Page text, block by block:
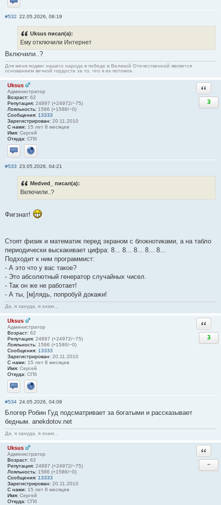
Отправить личное сообщение
#532 22.05.2026, 08:19
Uksus писал(а):
Ему отключили Интернет
Включили..?
Для меня подвиг нашего народа в победе в Великой Отечественной является
основанием вечной гордости за то, что я их потомок.
Uksus
Администратор
Возраст: 62
Репутация: 24897 (+24972/−75)
Лояльность: 1586 (+1586/−0)
Сообщения: 13333
Зарегистрирован: 20.11.2010
С нами: 15 лет 8 месяцев
Имя: Сергей
Откуда: СПб
Отправить личное сообщение
Сайт
3
#533 23.05.2026, 04:21
Medved_ писал(а):
Включили..?
Фигзнат!
Стоят физик и математик перед экраном с блокнотиками, а на табло
периодически выскакивает цифра: 8... 8... 8... 8... 8...
Подходит к ним программист:
- А это что у вас такое?
- Это абсолютный генератор случайных чисел.
- Так он же не работает!
- А ты, [м]лядь, попробуй докажи!
Да, я зануда, я знаю...
Uksus
Администратор
Возраст: 62
Репутация: 24897 (+24972/−75)
Лояльность: 1586 (+1586/−0)
Сообщения: 13333
Зарегистрирован: 20.11.2010
С нами: 15 лет 8 месяцев
Имя: Сергей
Откуда: СПб
Отправить личное сообщение
Сайт
3
#534 24.05.2026, 04:08
Блогер Робин Гуд подсматривает за богатыми и рассказывает
бедным. anekdotov.net
Да, я зануда, я знаю...
Uksus
Администратор
Возраст: 62
Репутация: 24897 (+24972/−75)
Лояльность: 1586 (+1586/−0)
Сообщения: 13333
Зарегистрирован: 20.11.2010
С нами: 15 лет 8 месяцев
Имя: Сергей
Откуда: СПб
−